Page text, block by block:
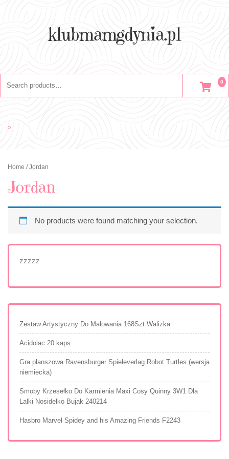
klubmamgdynia.pl
for:
0
Home / Jordan
Jordan
No products were found matching your selection.
zzzzz
Zestaw Artystyczny Do Malowania 168Szt Walizka
Acidolac 20 kaps.
Gra planszowa Ravensburger Spieleverlag Robot Turtles (wersja
niemiecka)
Smoby Krzesełko Do Karmienia Maxi Cosy Quinny 3W1 Dla
Lalki Nosidełko Bujak 240214
Hasbro Marvel Spidey and his Amazing Friends F2243